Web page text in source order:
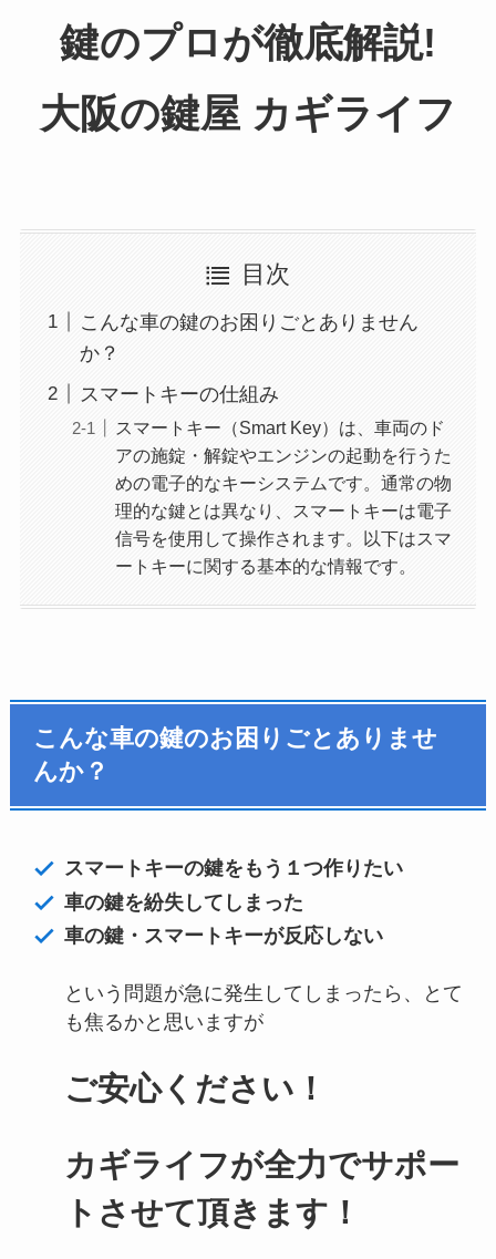
鍵のプロが徹底解説!
大阪の鍵屋 カギライフ
目次
こんな車の鍵のお困りごとありません
か？
スマートキーの仕組み
スマートキー（Smart Key）は、車両のド
アの施錠・解錠やエンジンの起動を行うた
めの電子的なキーシステムです。通常の物
理的な鍵とは異なり、スマートキーは電子
信号を使用して操作されます。以下はスマ
ートキーに関する基本的な情報です。
こんな車の鍵のお困りごとありませ
んか？
スマートキーの鍵をもう１つ作りたい
車の鍵を紛失してしまった
車の鍵・スマートキーが反応しない
という問題が急に発生してしまったら、とて
も焦るかと思いますが
ご安心ください！
カギライフが全力でサポー
トさせて頂きます！